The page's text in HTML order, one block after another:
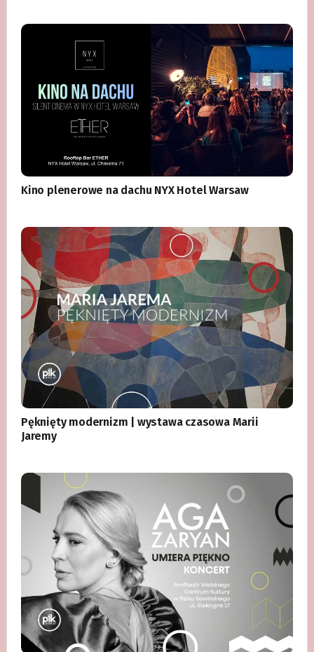
Kino plenerowe na dachu NYX Hotel Warsaw
Pęknięty modernizm | wystawa czasowa Marii
Jaremy